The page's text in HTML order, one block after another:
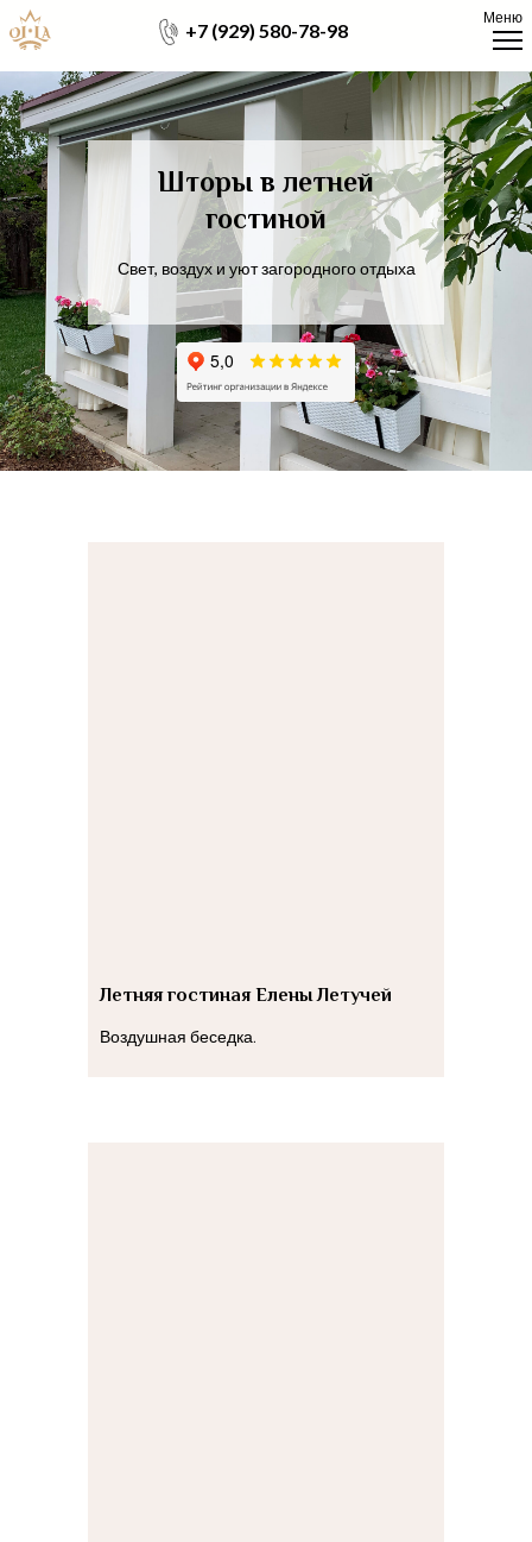
+7 (929) 580-78-98
Меню
Шторы в летней
гостиной
Свет, воздух и уют загородного отдыха
Летняя гостиная Елены Летучей
Воздушная беседка.